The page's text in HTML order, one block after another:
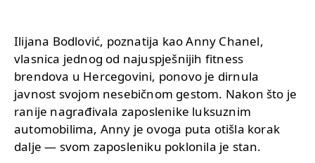
Ilijana Bodlović, poznatija kao Anny Chanel,
vlasnica jednog od najuspješnijih fitness
brendova u Hercegovini, ponovo je dirnula
javnost svojom nesebičnom gestom. Nakon što je
ranije nagrađivala zaposlenike luksuznim
automobilima, Anny je ovoga puta otišla korak
dalje — svom zaposleniku poklonila je stan.